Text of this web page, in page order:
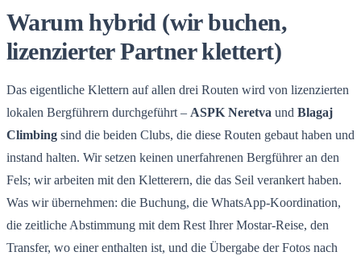
Warum hybrid (wir buchen,
lizenzierter Partner klettert)
Das eigentliche Klettern auf allen drei Routen wird von lizenzierten
lokalen Bergführern durchgeführt – ASPK Neretva und Blagaj
Climbing sind die beiden Clubs, die diese Routen gebaut haben und
instand halten. Wir setzen keinen unerfahrenen Bergführer an den
Fels; wir arbeiten mit den Kletterern, die das Seil verankert haben.
Was wir übernehmen: die Buchung, die WhatsApp-Koordination,
die zeitliche Abstimmung mit dem Rest Ihrer Mostar-Reise, den
Transfer, wo einer enthalten ist, und die Übergabe der Fotos nach